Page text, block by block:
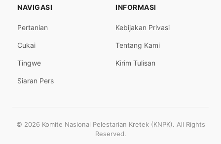
NAVIGASI
Pertanian
Cukai
Tingwe
Siaran Pers
INFORMASI
Kebijakan Privasi
Tentang Kami
Kirim Tulisan
© 2026 Komite Nasional Pelestarian Kretek (KNPK). All Rights
Reserved.